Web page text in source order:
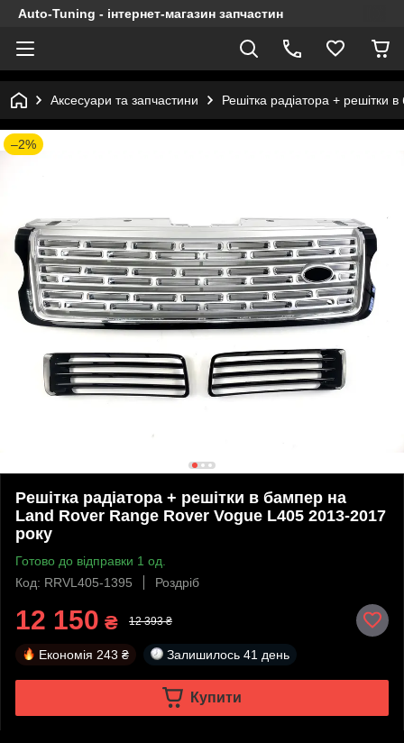
Auto-Tuning - інтернет-магазин запчастин
Аксесуари та запчастини Решітка радіатора +
–2%
Решітка радіатора + решітки в бампер на
Land Rover Range Rover Vogue L405 2013-2017
року
Готово до відправки 1 од.
Код: RRVL405-1395
Роздріб
12 150 ₴ 12 393 ₴
Економія 243 ₴ Залишилось 41 день
Купити